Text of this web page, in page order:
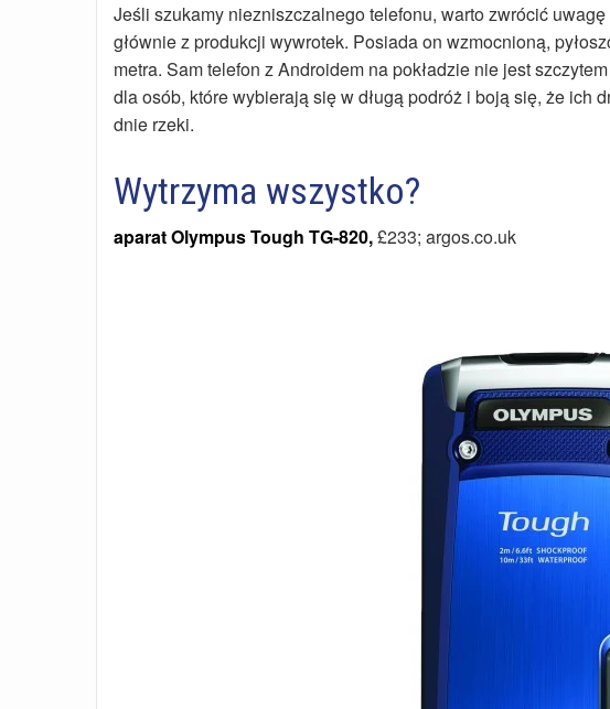
Jeśli szukamy niezniszczalnego telefonu, warto zwrócić
głównie z produkcji wywrotek. Posiada on wzmocnioną,
metra. Sam telefon z Androidem na pokładzie nie jest
dla osób, które wybierają się w długą podróż i boją się, że ich
dnie rzeki.
Wytrzyma wszystko?
aparat Olympus Tough TG-820,£233; argos.co.uk